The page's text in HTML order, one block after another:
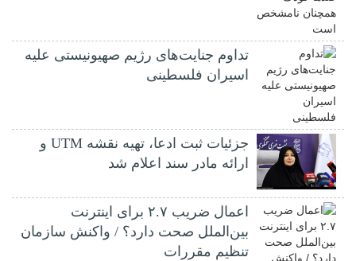
تداوم جنایت‌های رژیم صهیونیستی علیه
اسیران فلسطینی
جزئیات ثبت ادعا، تهیه نقشه UTM و
ارائه مادر سند اعلام شد
اعمال ضریب ۲.۷ برای اینترنت
بین‌الملل صحت دارد؟ / واکنش سازمان
تنظیم مقررات